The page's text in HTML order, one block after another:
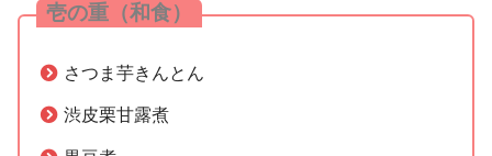
壱の重（和食）
さつま芋きんとん
渋皮栗甘露煮